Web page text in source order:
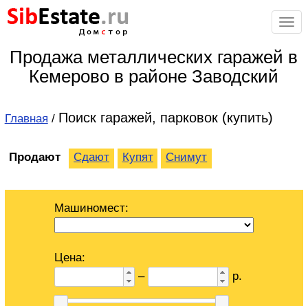
SibEstate.ru
стор
Продажа металлических гаражей в
Кемерово в районе Заводский
Главная / Поиск гаражей, парковок (купить)
Продают Сдают Купят Снимут
Машиномест:
Цена:
–
р.